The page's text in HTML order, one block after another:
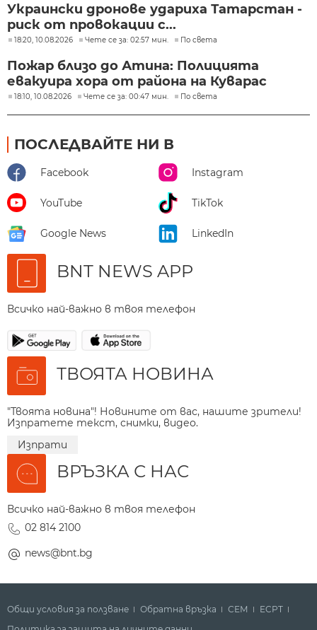
Украински дронове удариха Татарстан -
риск от провокации с...
18:20, 10.08.2026 Чете се за: 02:57 мин. По света
Пожар близо до Атина: Полицията
евакуира хора от района на Куварас
18:10, 10.08.2026 Чете се за: 00:47 мин. По света
ПОСЛЕДВАЙТЕ НИ В
Facebook Instagram
YouTube TikTok
Google News LinkedIn
BNT NEWS APP
Всичко най-важно в твоя телефон
ТВОЯТА НОВИНА
"Твоята новина"! Новините от вас, нашите зрители!
Изпратете текст, снимки, видео.
Изпрати
ВРЪЗКА С НАС
Всичко най-важно в твоя телефон
02 814 2100
news@bnt.bg
Общи условия за ползване Обратна връзка СЕМ
ECPT